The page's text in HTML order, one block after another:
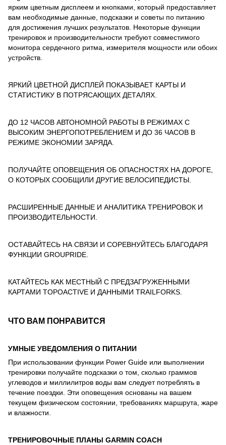
ярким цветным дисплеем и кнопками, который предоставляет
вам необходимые данные, подсказки и советы по питанию
для достижения лучших результатов. Некоторые функции
тренировок и производительности требуют совместимого
монитора сердечного ритма, измерителя мощности или обоих
устройств.
ЯРКИЙ ЦВЕТНОЙ ДИСПЛЕЙ ПОКАЗЫВАЕТ КАРТЫ И
СТАТИСТИКУ В ПОТРЯСАЮЩИХ ДЕТАЛЯХ.
ДО 12 ЧАСОВ АВТОНОМНОЙ РАБОТЫ В РЕЖИМАХ С
ВЫСОКИМ ЭНЕРГОПОТРЕБЛЕНИЕМ И ДО 36 ЧАСОВ В
РЕЖИМЕ ЭКОНОМИИ ЗАРЯДА.
ПОЛУЧАЙТЕ ОПОВЕЩЕНИЯ ОБ ОПАСНОСТЯХ НА ДОРОГЕ,
О КОТОРЫХ СООБЩИЛИ ДРУГИЕ ВЕЛОСИПЕДИСТЫ.
РАСШИРЕННЫЕ ДАННЫЕ И АНАЛИТИКА ТРЕНИРОВОК И
ПРОИЗВОДИТЕЛЬНОСТИ.
ОСТАВАЙТЕСЬ НА СВЯЗИ И СОРЕВНУЙТЕСЬ БЛАГОДАРЯ
ФУНКЦИИ GROUPRIDE.
КАТАЙТЕСЬ КАК МЕСТНЫЙ С ПРЕДЗАГРУЖЕННЫМИ
КАРТАМИ TOPOACTIVE И ДАННЫМИ TRAILFORKS.
ЧТО ВАМ ПОНРАВИТСЯ
УМНЫЕ УВЕДОМЛЕНИЯ О ПИТАНИИ
При использовании функции Power Guide или выполнении
тренировки получайте подсказки о том, сколько граммов
углеводов и миллилитров воды вам следует потреблять в
течение поездки. Эти оповещения основаны на вашем
текущем физическом состоянии, требованиях маршрута, жаре
и влажности.
ТРЕНИРОВОЧНЫЕ ПЛАНЫ GARMIN COACH